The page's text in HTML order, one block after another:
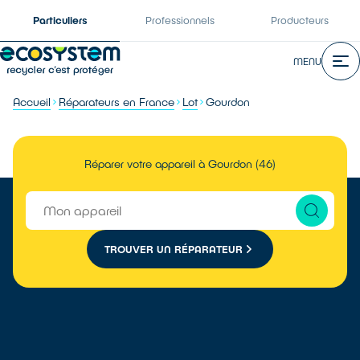
Particuliers Professionnels Producteurs
MENU
Accueil Réparateurs en France Lot Gourdon
Réparer votre appareil à Gourdon (46)
TROUVER UN RÉPARATEUR